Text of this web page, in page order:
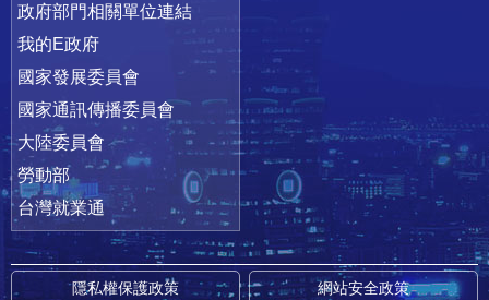
政府部門相關單位連結
我的E政府
國家發展委員會
國家通訊傳播委員會
大陸委員會
勞動部
台灣就業通
隱私權保護政策 網站安全政策